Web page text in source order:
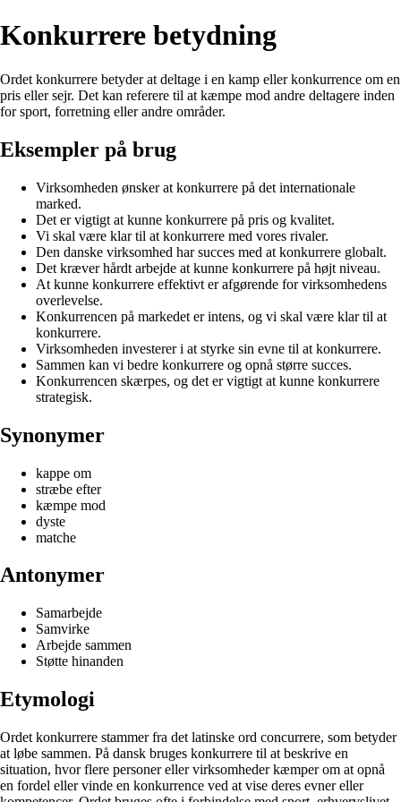
Konkurrere betydning
Ordet konkurrere betyder at deltage i en kamp eller konkurrence om en
pris eller sejr. Det kan referere til at kæmpe mod andre deltagere inden
for sport, forretning eller andre områder.
Eksempler på brug
Virksomheden ønsker at konkurrere på det internationale
marked.
Det er vigtigt at kunne konkurrere på pris og kvalitet.
Vi skal være klar til at konkurrere med vores rivaler.
Den danske virksomhed har succes med at konkurrere globalt.
Det kræver hårdt arbejde at kunne konkurrere på højt niveau.
At kunne konkurrere effektivt er afgørende for virksomhedens
overlevelse.
Konkurrencen på markedet er intens, og vi skal være klar til at
konkurrere.
Virksomheden investerer i at styrke sin evne til at konkurrere.
Sammen kan vi bedre konkurrere og opnå større succes.
Konkurrencen skærpes, og det er vigtigt at kunne konkurrere
strategisk.
Synonymer
kappe om
stræbe efter
kæmpe mod
dyste
matche
Antonymer
Samarbejde
Samvirke
Arbejde sammen
Støtte hinanden
Etymologi
Ordet konkurrere stammer fra det latinske ord concurrere, som betyder
at løbe sammen. På dansk bruges konkurrere til at beskrive en
situation, hvor flere personer eller virksomheder kæmper om at opnå
en fordel eller vinde en konkurrence ved at vise deres evner eller